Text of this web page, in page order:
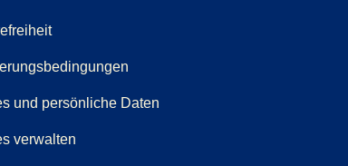
und persönliche Daten
verwalten